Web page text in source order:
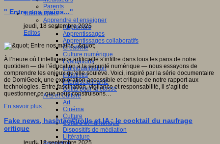
Parents
Thématiques
Apprendre et enseigner
Apprendre
Apprentissages
Apprentissages collaboratifs
Créativité
Culture numérique
Evaluations
Individualisation
Initiatives
Interdisciplinarité
Outils pour la classe
Arts et Culture
Art
Cinéma
Culture
Culture et numérique
Dispositifs de médiation
Littérature
" Entre nos mains..."
jeudi, 18 septembre 2025
Editos
À l’heure où l’intelligence artificielle s’infiltre dans tous les pans de notre
quotidien — de l’éducation à la sécurité numérique — nous essayons de
comprendre les enjeux qu’elle soulève. Voici, inspiré par la série documentaire
de DomiGeek, une exploration accessible et critique de notre rapport aux
technologies. Entre fascination, vigilance et responsabilité, il s’agit de
questionner ce que nous construisons…
En savoir plus...
Fake news, hashtag#trolls et IA : le cocktail du naufrage
critique